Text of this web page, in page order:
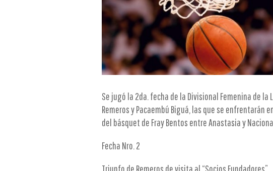
Se jugó la 2da. fecha de la Divisional Femenina de la
Remeros y Pacaembú Biguá, las que se
del básquet de Fray Bentos entre Anastasia y
Fecha Nro. 2